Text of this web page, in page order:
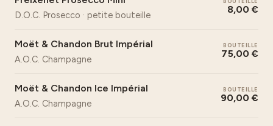
D.O.C. Prosecco · petite bouteille 8,00 €
Moët & Chandon Brut Impérial
A.O.C. Champagne
BOUTEILLE
75,00 €
Moët & Chandon Ice Impérial
A.O.C. Champagne
BOUTEILLE
90,00 €